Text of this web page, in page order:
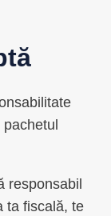
responsabil
ta fiscală, te